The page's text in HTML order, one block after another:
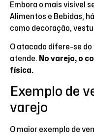
Embora o mais visível
Alimentos e Bebidas,
como decoração,
O atacado difere-se
atende. No varejo, o
física.
Exemplo de
varejo
O maior exemplo de